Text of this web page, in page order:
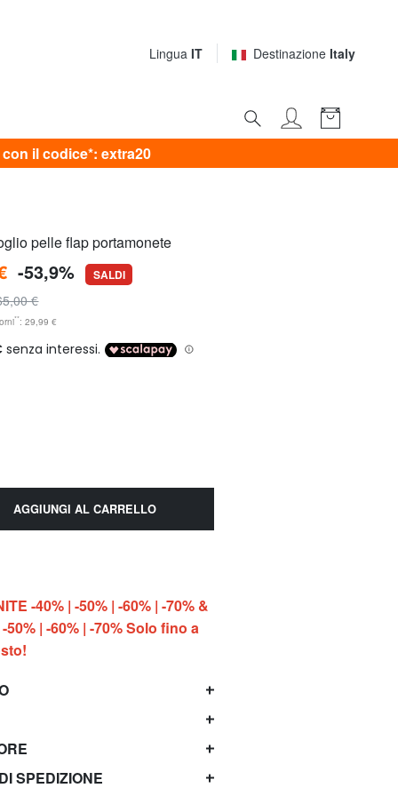
Lingua IT Destinazione Italy
il codice*: extra20
pelle flap portamonete
-53,9% SALDI
€
**: 29,99 €
AGGIUNGI AL CARRELLO
-40% | -50% | -60% | -70% &
50% | -60% | -70% Solo fino a
SPEDIZIONE